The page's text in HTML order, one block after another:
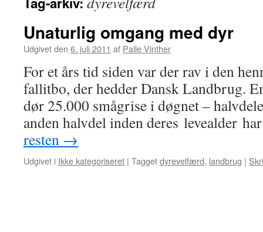
Unaturlig omgang med dyr
Udgivet den 6. juli 2011 af Palle Vinther
For et års tid siden var der rav i den
fallitbo, der hedder Dansk Landbrug.
dør 25.000 smågrise i døgnet –
anden halvdel inden deres levealder
resten →
Udgivet i Ikke kategoriseret | Taggetdyrevelfærd, landbrug |